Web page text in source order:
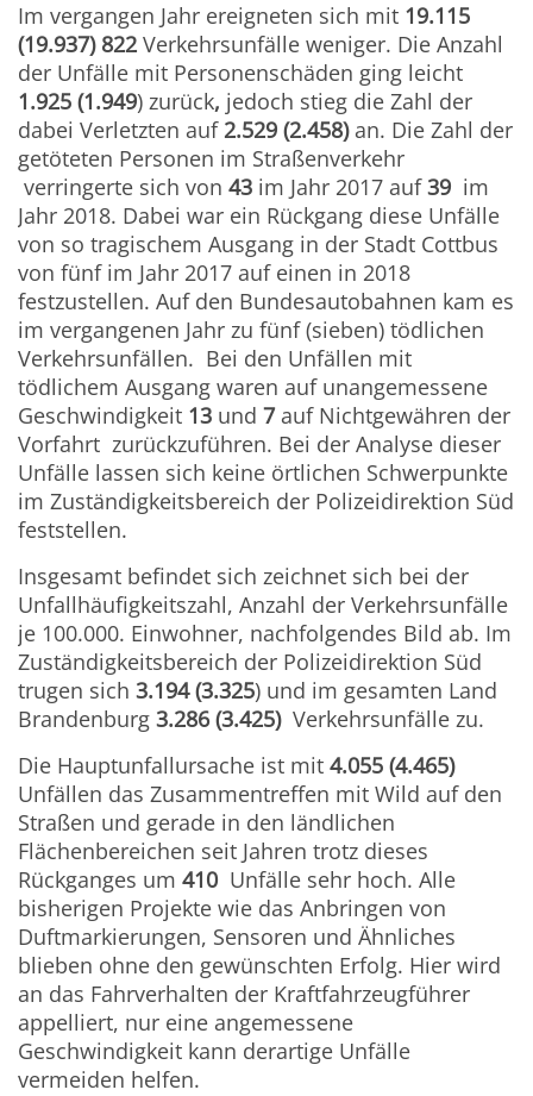
Im vergangen Jahr ereigneten sich mit 19.115
(19.937) 822Verkehrsunfälle weniger. Die Anzahl
der Unfälle mit Personenschäden ging leicht
1.925 (1.949) zurück, jedoch stieg die Zahl der
dabei Verletzten auf 2.529 (2.458)an. Die Zahl der
getöteten Personen im Straßenverkehr
verringerte sich von43 im Jahr 2017 auf39 im
Jahr 2018. Dabei war ein Rückgang diese Unfälle
von so tragischem Ausgang in der Stadt Cottbus
von fünf im Jahr 2017 auf einen in 2018
festzustellen. Auf den Bundesautobahnen kam es
im vergangenen Jahr zu fünf (sieben) tödlichen
Verkehrsunfällen. Bei den Unfällen mit
tödlichem Ausgang waren auf unangemessene
Geschwindigkeit 13 und7auf Nichtgewähren der
Vorfahrt zurückzuführen. Bei der Analyse dieser
Unfälle lassen sich keine örtlichen Schwerpunkte
im Zuständigkeitsbereich der Polizeidirektion Süd
feststellen.
Insgesamt befindet sich zeichnet sich bei der
Unfallhäufigkeitszahl, Anzahl der Verkehrsunfälle
je 100.000. Einwohner, nachfolgendes Bild ab. Im
Zuständigkeitsbereich der Polizeidirektion Süd
trugen sich3.194 (3.325) und im gesamten Land
Brandenburg3.286 (3.425)Verkehrsunfälle zu.
Die Hauptunfallursache ist mit4.055 (4.465)
Unfällen das Zusammentreffen mit Wild auf den
Straßen und gerade in den ländlichen
Flächenbereichen seit Jahren trotz dieses
Rückganges um410 Unfälle sehr hoch. Alle
bisherigen Projekte wie das Anbringen von
Duftmarkierungen, Sensoren und Ähnliches
blieben ohne den gewünschten Erfolg. Hier wird
an das Fahrverhalten der Kraftfahrzeugführer
appelliert, nur eine angemessene
Geschwindigkeit kann derartige Unfälle
vermeiden helfen.